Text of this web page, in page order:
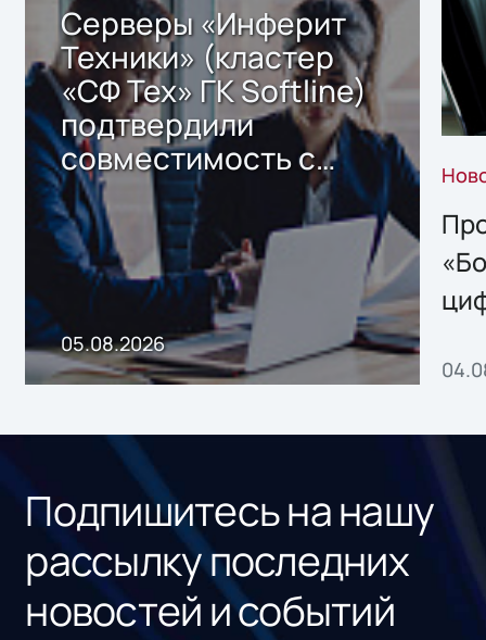
Серверы «Инферит
Техники» (кластер
«СФ Тех» ГК Softline)
подтвердили
совместимость с
решением Sharx
Storage 2.x для
хранения данных
05.08.2026
Подпишитесь на нашу
рассылку последних
новостей и событий